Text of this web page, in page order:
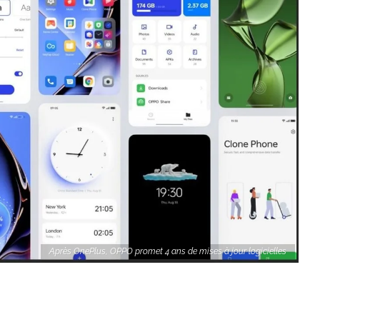
Après OnePlus, OPPO promet 4 ans de mises à jour logicielles